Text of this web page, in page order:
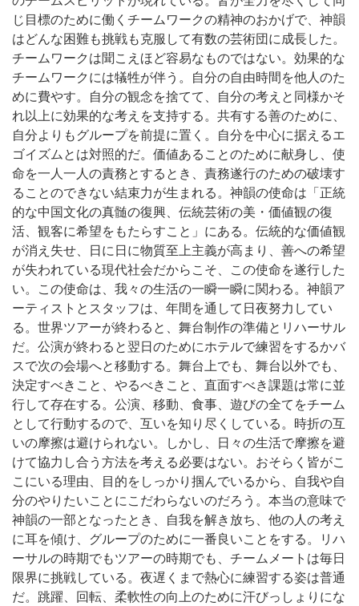
じ目標のために働くチームワークの精神のおかげで、神韻
はどんな困難も挑戦も克服して有数の芸術団に成長した。
チームワークは聞こえほど容易なものではない。効果的な
チームワークには犠牲が伴う。自分の自由時間を他人のた
めに費やす。自分の観念を捨てて、自分の考えと同様かそ
れ以上に効果的な考えを支持する。共有する善のために、
自分よりもグループを前提に置く。自分を中心に据えるエ
ゴイズムとは対照的だ。価値あることのために献身し、使
命を一人一人の責務とするとき、責務遂行のための破壊す
ることのできない結束力が生まれる。 神韻の使命は「正統
的な中国文化の真髄の復興、伝統芸術の美・価値観の復
活、観客に希望をもたらすこと」にある。伝統的な価値観
が消え失せ、日に日に物質至上主義が高まり、善への希望
が失われている現代社会だからこそ、この使命を遂行した
い。 この使命は、我々の生活の一瞬一瞬に関わる。神韻ア
ーティストとスタッフは、年間を通して日夜努力してい
る。世界ツアーが終わると、舞台制作の準備とリハーサル
だ。公演が終わると翌日のためにホテルで練習をするかバ
スで次の会場へと移動する。舞台上でも、舞台以外でも、
決定すべきこと、やるべきこと、直面すべき課題は常に並
行して存在する。 公演、移動、食事、遊びの全てをチーム
として行動するので、互いを知り尽くしている。時折の互
いの摩擦は避けられない。しかし、日々の生活で摩擦を避
けて協力し合う方法を考える必要はない。おそらく皆がこ
こにいる理由、目的をしっかり掴んでいるから、自我や自
分のやりたいことにこだわらないのだろう。本当の意味で
神韻の一部となったとき、自我を解き放ち、他の人の考え
に耳を傾け、グループのために一番良いことをする。
リハ
ーサルの時期でもツアーの時期でも、チームメートは毎日
限界に挑戦している。夜遅くまで熱心に練習する姿は普通
だ。跳躍、回転、柔軟性の向上のために汗びっしょりにな